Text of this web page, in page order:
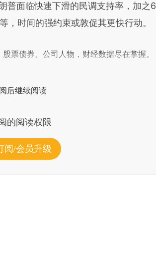
普面临快速下滑的民调支持率，加之6
，时间的强约束或敦促其更快行动。
票债券、公司人物，财经数据尽在掌握。
后继续阅读
的阅读权限
阅/会员升级